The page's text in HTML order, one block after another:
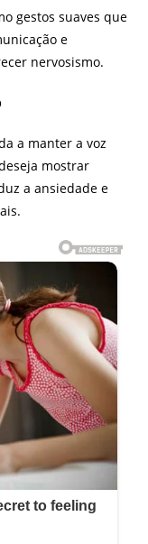
gestos suaves que
e
nervosismo.
a manter a voz
mostrar
a ansiedade e